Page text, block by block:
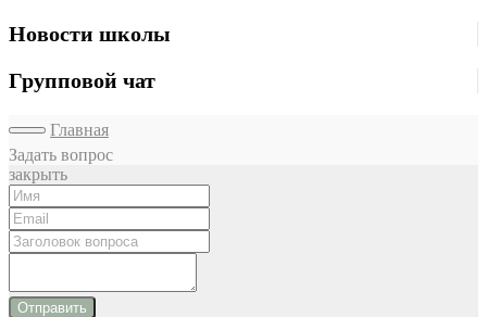
Новости школы
Групповой чат
Главная
Задать вопрос
закрыть
Отправить